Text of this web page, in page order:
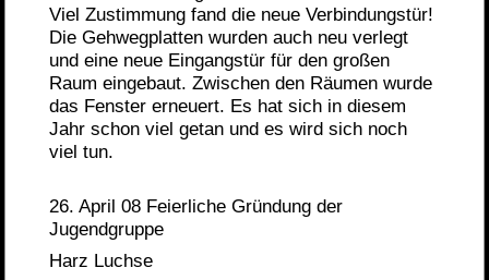
Viel Zustimmung fand die neue Verbindungstür!
Die Gehwegplatten wurden auch neu verlegt
und eine neue Eingangstür für den großen
Raum eingebaut. Zwischen den Räumen wurde
das Fenster erneuert. Es hat sich in diesem
Jahr schon viel getan und es wird sich noch
viel tun.
26. April 08 Feierliche Gründung der
Jugendgruppe
Harz Luchse